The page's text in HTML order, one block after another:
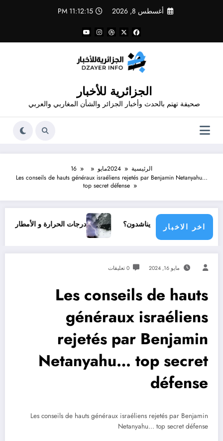
أغسطس 8, 2026 11:12:16 PM
الجزائرية للأخبار
صحيفة تهتم بالحدث وأخبار الجزائر والشأن المغاربي والعربي
الرئيسية 2024مايو
16
Les conseils de hauts généraux israéliens rejetés par Benjamin Netanyahu…
top secret défense
اخر الاخبار
مجتمع دولي يناشدون؟ درجات الحرارة و الأمطار في سبتمبر 2026 في الجزائر
مايو 16, 2024 0 تعليقات
Les conseils de hauts
généraux israéliens
rejetés par Benjamin
Netanyahu… top secret
défense
Les conseils de hauts généraux israéliens rejetés par Benjamin
Netanyahu… top secret défense